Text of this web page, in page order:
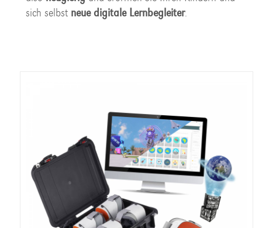
sich selbst neue digitale Lernbegleiter.